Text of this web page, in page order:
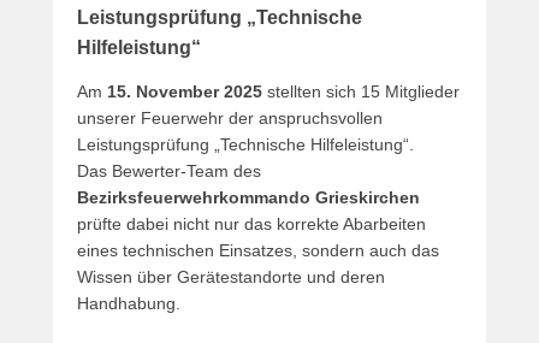
Leistungsprüfung „Technische
Hilfeleistung“
Am 15. November 2025 stellten sich 15 Mitglieder
unserer Feuerwehr der anspruchsvollen
Leistungsprüfung „Technische Hilfeleistung“.
Das Bewerter-Team des
Bezirksfeuerwehrkommando Grieskirchen
prüfte dabei nicht nur das korrekte Abarbeiten
eines technischen Einsatzes, sondern auch das
Wissen über Gerätestandorte und deren
Handhabung.